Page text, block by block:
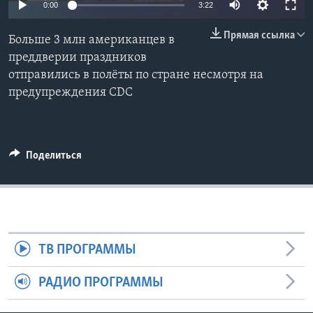
СОЦИАЛЬНЫЕ СЕТИ
0:00 3:22
Прямая ссылка
Больше 3 млн американцев в
преддверии праздников
отправились в полёты по стране несмотря на
предупреждения CDC
Поделиться
ТВ ПРОГРАММЫ
РАДИО ПРОГРАММЫ